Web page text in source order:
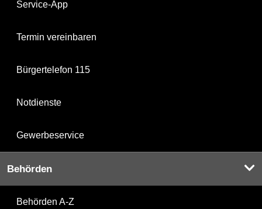
Service-App
Termin vereinbaren
Bürgertelefon 115
Notdienste
Gewerbeservice
Behörden
Behörden A-Z